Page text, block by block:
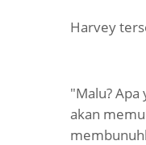
Harvey
"Malu?
akan